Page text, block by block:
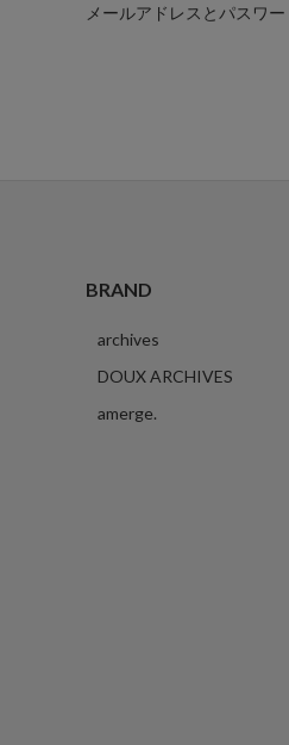
メールアドレスとパスワ
BRAND
archives
DOUX ARCHIVES
amerge.